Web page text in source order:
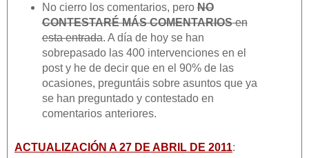
No cierro los comentarios, peroNO
CONTESTARÉ MÁS COMENTARIOSen
esta entrada. A día de hoy se han
sobrepasado las 400 intervenciones en el
post y he de decir que en el 90% de las
ocasiones, preguntáis sobre asuntos que ya
se han preguntado y contestado en
comentarios anteriores.
ACTUALIZACIÓN A 27 DE ABRIL DE 2011: